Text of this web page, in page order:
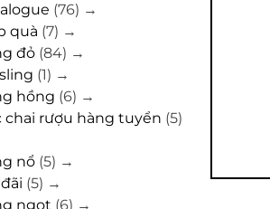
(76) →
quà (7) →
đỏ (84) →
(1) →
hồng (6) →
chai rượu hàng tuyển (5)
nổ (5) →
(5) →
ngọt (6) →